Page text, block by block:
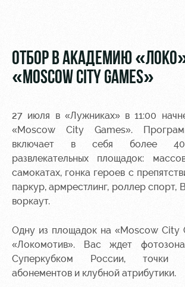
Арена
Организация
мероприятий
полей
площадей
Ледовый
дворец
Старт
Локо-Лето
Академия
Как
Руководство
Контакты
Академии
для
болельщиков
Банковская
карта
«Локомотив»
Программа
лояльности
Карта
болельщика
ОТБОР В АКАДЕМИЮ
«MOSCOW CITY GAMES»
27 июля в «Лужниках» в 11:00
«Moscow City Games».
включает в себя более 40
развлекательных площадок:
самокатах, гонка героев с
паркур, армрестлинг, роллер спорт,
воркаут.
Одну из площадок на «Moscow City
«Локомотив». Вас ждет
Суперкубком России,
абонементов и клубной атрибутики.